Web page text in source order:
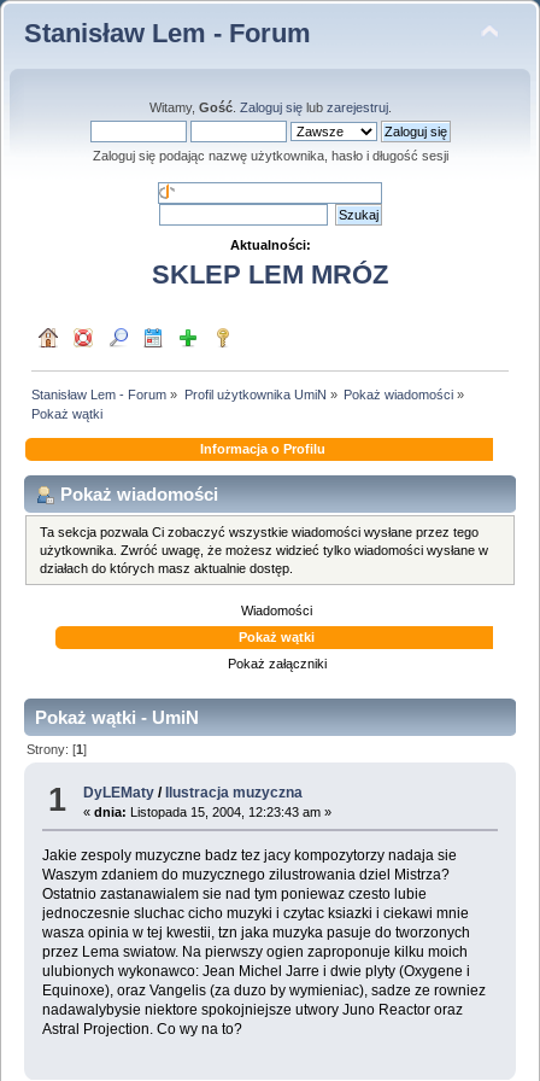
Stanisław Lem - Forum
Witamy, Gość. Zaloguj sięlub zarejestruj.
Zaloguj się podając nazwę użytkownika, hasło i długość sesji
Aktualności:
SKLEP LEM MRÓZ
Stanisław Lem - Forum » Profil użytkownika UmiN » Pokaż wiadomości»
Pokaż wątki
Informacja o Profilu
Pokaż wiadomości
Ta sekcja pozwala Ci zobaczyć wszystkie wiadomości wysłane przez tego
użytkownika. Zwróć uwagę, że możesz widzieć tylko wiadomości wysłane w
działach do których masz aktualnie dostęp.
Wiadomości
Pokaż wątki
Pokaż załączniki
Pokaż wątki - UmiN
Strony: [1]
1 DyLEMaty / Ilustracja muzyczna
«dnia: Listopada 15, 2004, 12:23:43 am »
Jakie zespoly muzyczne badz tez jacy kompozytorzy nadaja sie
Waszym zdaniem do muzycznego zilustrowania dziel Mistrza?
Ostatnio zastanawialem sie nad tym poniewaz czesto lubie
jednoczesnie sluchac cicho muzyki i czytac ksiazki i ciekawi mnie
wasza opinia w tej kwestii, tzn jaka muzyka pasuje do tworzonych
przez Lema swiatow. Na pierwszy ogien zaproponuje kilku moich
ulubionych wykonawco: Jean Michel Jarre i dwie plyty (Oxygene i
Equinoxe), oraz Vangelis (za duzo by wymieniac), sadze ze rowniez
nadawalybysie niektore spokojniejsze utwory Juno Reactor oraz
Astral Projection. Co wy na to?